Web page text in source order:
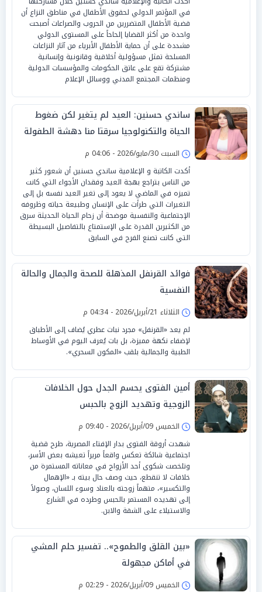
في المؤتمر الدولي لحقوق الأطفال في مناطق النزاع أن
قضية الأطفال المتضررين من الحروب والصراعات أصبحت
واحدة من أكثر القضايا إلحاحاً على المستوى الدولي
مشددة على أن حماية الأطفال الأبرياء من آثار النزاعات
المسلحة تمثل مسؤولية أخلاقية وقانونية وإنسانية
مشتركة تقع على عاتق الحكومات والمؤسسات الدولية
ومنظمات المجتمع المدني ووسائل الإعلام
ساندي حسنين: العيد لم يتغير لكن ضغوط
الحياة والتكنولوجيا سرقتا منا دهشة الطفولة
السبت 30/مايو/2026 - 04:06 م
أكدت الكاتبة و الإعلامية ساندي حسنين أن شعور كثير
من الناس بتراجع بهجة العيد وفقدان الأجواء التي كانت
تميزه في الماضي لا يعود إلى تغير العيد نفسه بل إلى
التغيرات التي طرأت على الإنسان وطبيعة حياته وظروفه
الإجتماعية والنفسية موضحة أن زحام الحياة الحديثة سرق
من الكثيرين القدرة على الإستمتاع بالتفاصيل البسيطة
التي كانت تصنع الفرح في السابق
فوائد القرنفل المذهلة للصحة والجمال والحالة
النفسية
الثلاثاء 21/أبريل/2026 - 04:34 م
لم يعد «القرنفل» مجرد نبات عطري يُضاف إلى الأطباق
لإضفاء نكهة مميزة، بل بات يُعرف اليوم في الأوساط
الطبية والجمالية بلقب «المكون السحري».
أمين الفتوى يحسم الجدل حول الخلافات
الزوجية وتهديد الزوج بالحبس
الخميس 09/أبريل/2026 - 09:40 م
شهدت أروقة الفتوى بدار الإفتاء المصرية، طرح قضية
اجتماعية شائكة تعكس واقعاً مريراً تعيشه بعض الأسر،
وتلخصت شكوى أحد الأزواج في معاناته المستمرة من
خلافات لا تنقطع، حيث وصف حال بيته بـ «الإهمال
والتكسير»، متهماً زوجته بالعناد وسوء اللسان، وصولاً
إلى تهديده المستمر بالحبس وطرده في الشارع
والاستيلاء على الشقة والابن.
«بين القلق والطموح».. تفسير حلم المشي
في أماكن مجهولة
الخميس 09/أبريل/2026 - 02:29 م